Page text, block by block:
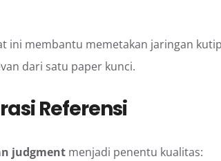
ini membantu memetakan jaringan
dari satu paper kunci.
Referensi
judgment menjadi penentu kualitas: